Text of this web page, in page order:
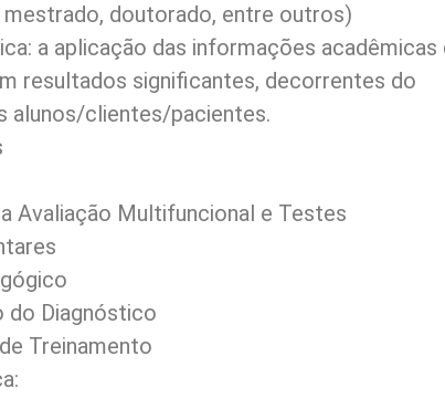
mestrado, doutorado, entre outros)
a aplicação das informações acadêmicas
resultados significantes, decorrentes do
alunos/clientes/pacientes.
Avaliação Multifuncional e Testes
do Diagnóstico
Treinamento